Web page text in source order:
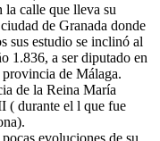
la calle que lleva su
de Granada donde
sus estudio se inclinó al
1.836, a ser diputado en
provincia de Málaga.
de la Reina María
( durante el l que fue
evoluciones de su